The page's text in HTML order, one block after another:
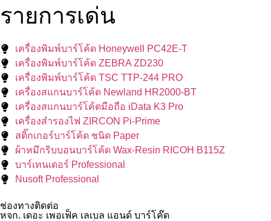
รายการเด่น
เครื่องพิมพ์บาร์โค้ด Honeywell PC42E-T
เครื่องพิมพ์บาร์โค้ด ZEBRA ZD230
เครื่องพิมพ์บาร์โค้ด TSC TTP-244 PRO
เครื่องสแกนบาร์โค้ด Newland HR2000-BT
เครื่องสแกนบาร์โค้ดมือถือ iData K3 Pro
เครื่องสำรองไฟ ZIRCON Pi-Prime
สติ๊กเกอร์บาร์โค้ด ชนิด Paper
ผ้าหมึกริบบอนบาร์โค้ด Wax-Resin RICOH B115Z
บาร์เทนเดอร์ Professional
Nusoft Professional
ช่องทางติดต่อ
หจก. เดอะ เพอเฟ็ค เลเบล แอนด์ บาร์โค๊ด